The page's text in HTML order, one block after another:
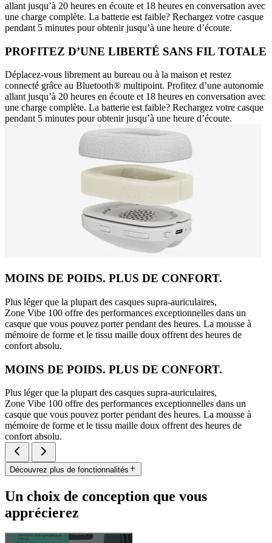
allant jusqu’à 20 heures en écoute et 18 heures en conversation avec
une charge complète. La batterie est faible? Rechargez votre casque
pendant 5 minutes pour obtenir jusqu’à une heure d’écoute.
PROFITEZ D’UNE LIBERTÉ SANS FIL TOTALE
Déplacez-vous librement au bureau ou à la maison et restez
connecté grâce au Bluetooth® multipoint. Profitez d’une autonomie
allant jusqu’à 20 heures en écoute et 18 heures en conversation avec
une charge complète. La batterie est faible? Rechargez votre casque
pendant 5 minutes pour obtenir jusqu’à une heure d’écoute.
MOINS DE POIDS. PLUS DE CONFORT.
Plus léger que la plupart des casques supra-auriculaires,
Zone Vibe 100 offre des performances exceptionnelles dans un
casque que vous pouvez porter pendant des heures. La mousse à
mémoire de forme et le tissu maille doux offrent des heures de
confort absolu.
MOINS DE POIDS. PLUS DE CONFORT.
Plus léger que la plupart des casques supra-auriculaires,
Zone Vibe 100 offre des performances exceptionnelles dans un
casque que vous pouvez porter pendant des heures. La mousse à
mémoire de forme et le tissu maille doux offrent des heures de
confort absolu.
Découvrez plus de fonctionnalités
Un choix de conception que vous
apprécierez